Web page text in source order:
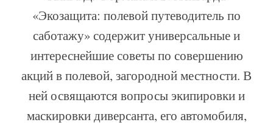
«Экозащита: полевой путеводитель по
саботажу» содержит универсальные и
интереснейшие советы по совершению
акций в полевой, загородной местности. В
ней освящаются вопросы экипировки и
маскировки диверсанта, его автомобиля,